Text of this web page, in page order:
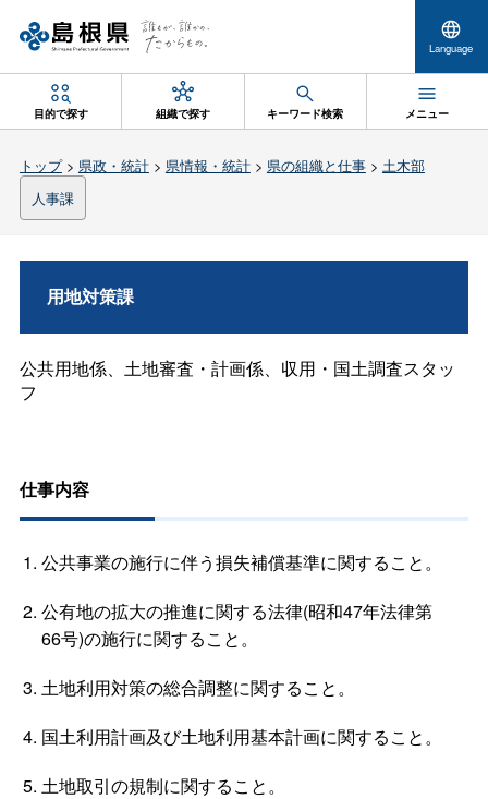
Language
目的で探す 組織で探す キーワード検索 メニュー
トップ> 県政・統計> 県情報・統計> 県の組織と仕事> 土木部
人事課
用地対策課
公共用地係、土地審査・計画係、収用・国土調査スタッ
フ
仕事内容
公共事業の施行に伴う損失補償基準に関すること。
公有地の拡大の推進に関する法律(昭和47年法律第
66号)の施行に関すること。
土地利用対策の総合調整に関すること。
国土利用計画及び土地利用基本計画に関すること。
土地取引の規制に関すること。